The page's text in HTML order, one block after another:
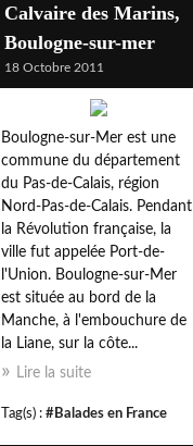
Calvaire des Marins,
Boulogne-sur-mer
18 Octobre 2011
Boulogne-sur-Mer est une
commune du département
du Pas-de-Calais, région
Nord-Pas-de-Calais. Pendant
la Révolution française, la
ville fut appelée Port-de-
l'Union. Boulogne-sur-Mer
est située au bord de la
Manche, à l'embouchure de
la Liane, sur la côte...
Lire la suite
Tag(s) : #Balades en France